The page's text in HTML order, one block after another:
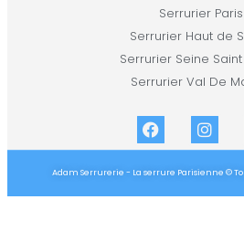
Serrurier
Serrurier Haut de
Serrurier Seine
Serrurier Val De
Adam Serrurerie - La serrure Parisienne ©